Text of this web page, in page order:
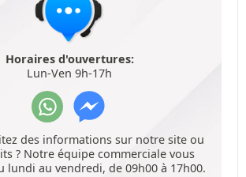
Horaires d'ouvertures:
Lun-Ven 9h-17h
des informations sur notre site ou
? Notre équipe commerciale vous
lundi au vendredi, de 09h00 à 17h00.